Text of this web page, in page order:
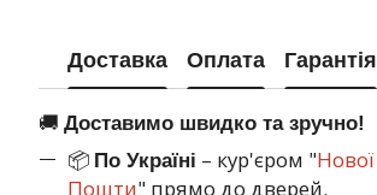
Доставка Оплата Гарантія
🚚 Доставимо швидко та зручно!
📦 По Україні – кур'єром "Нової
Пошти" прямо до дверей.